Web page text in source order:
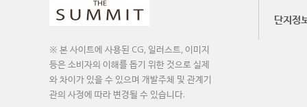
※ 본 사이트에 사용된 CG, 일러스트, 이미지
등은 소비자의 이해를 돕기 위한 것으로 실제
와 차이가 있을 수 있으며 개발주체 및 관계기
관의 사정에 따라 변경될 수 있습니다.
단지정